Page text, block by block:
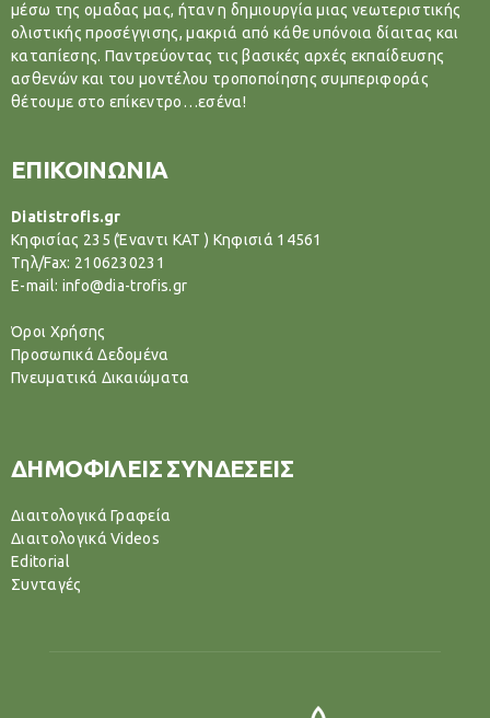
μέσω της ομαδας μας, ήταν η δημιουργία μιας νεωτεριστικής
ολιστικής προσέγγισης, μακριά από κάθε υπόνοια δίαιτας και
καταπίεσης. Παντρεύοντας τις βασικές αρχές εκπαίδευσης
ασθενών και του μοντέλου τροποποίησης συμπεριφοράς
θέτουμε στο επίκεντρο…εσένα!
ΕΠΙΚΟΙΝΩΝΙΑ
Diatistrofis.gr
Κηφισίας 235 (Έναντι ΚΑΤ ) Κηφισιά 14561
Tηλ/Fax: 2106230231
E-mail: info@dia-trofis.gr
Όροι Χρήσης
Προσωπικά Δεδομένα
Πνευματικά Δικαιώματα
ΔΗΜΟΦΙΛΕΙΣ ΣΥΝΔΕΣΕΙΣ
Διαιτολογικά Γραφεία
Διαιτολογικά Videos
Editorial
Συνταγές